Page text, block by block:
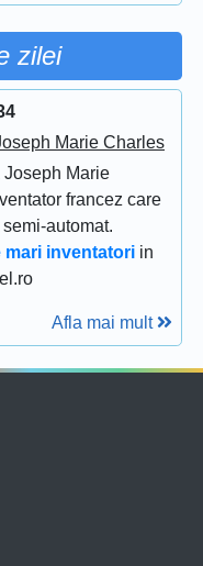
zilei
Marie Charles
Joseph Marie
francez care
automat.
mari inventatori in
Afla mai mult